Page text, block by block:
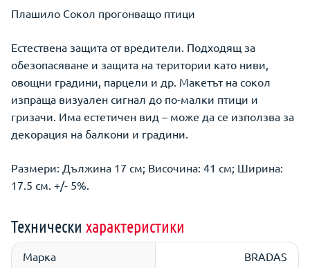
Плашило Сокол прогонващо птици
Естествена защита от вредители. Подходящ за
обезопасяване и защита на територии като ниви,
овощни градини, парцели и др. Макетът на сокол
изпраща визуален сигнал до по-малки птици и
гризачи. Има естетичен вид – може да се използва за
декорация на балкони и градини.
Размери: Дължина 17 см; Височина: 41 см; Ширина:
17.5 см. +/- 5%.
Технически характеристики
Марка BRADAS